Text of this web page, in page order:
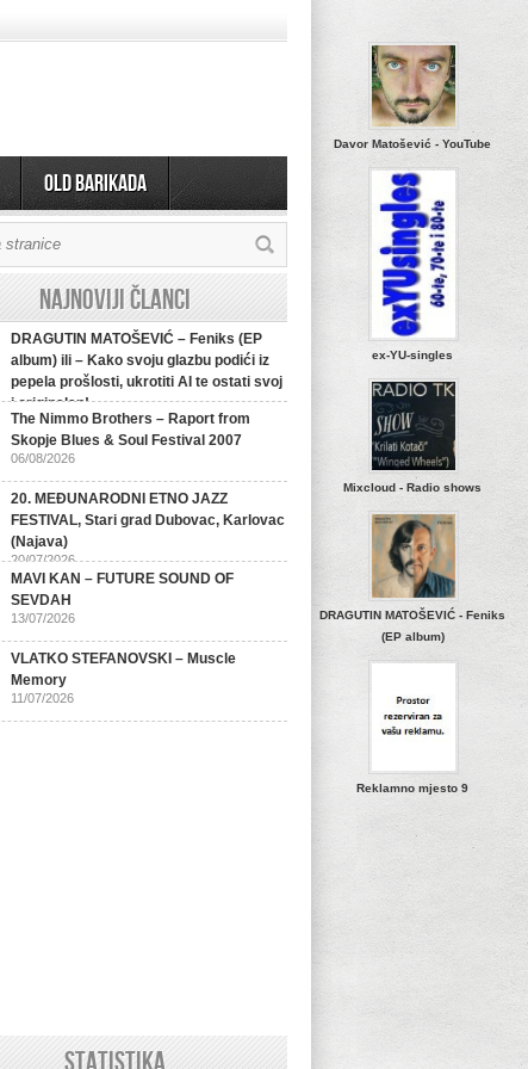
OLD BARIKADA
Davor Matošević - YouTube
ex-YU-singles
Mixcloud - Radio shows
DRAGUTIN MATOŠEVIĆ - Feniks
(EP album)
Reklamno mjesto 9
Najnoviji članci
DRAGUTIN MATOŠEVIĆ – Feniks (EP
album) ili – Kako svoju glazbu podići iz
pepela prošlosti, ukrotiti AI te ostati svoj
i originalan!
The Nimmo Brothers – Raport from
Skopje Blues & Soul Festival 2007
06/08/2026
20. MEĐUNARODNI ETNO JAZZ
FESTIVAL, Stari grad Dubovac, Karlovac
(Najava)
20/07/2026
MAVI KAN – FUTURE SOUND OF
SEVDAH
13/07/2026
VLATKO STEFANOVSKI – Muscle
Memory
11/07/2026